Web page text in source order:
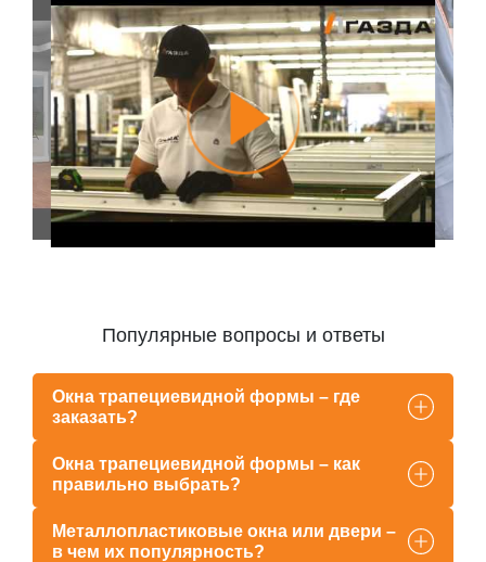
Популярные вопросы и ответы
Окна трапециевидной формы – где
заказать?
Окна трапециевидной формы – как
правильно выбрать?
Металлопластиковые окна или двери –
в чем их популярность?